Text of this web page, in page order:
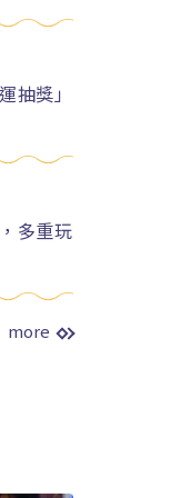
抽獎」
多重玩
more